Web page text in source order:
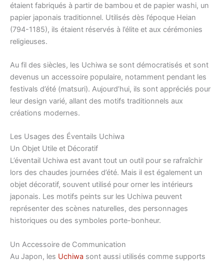
étaient fabriqués à partir de bambou et de papier washi, un
papier japonais traditionnel. Utilisés dès l’époque Heian
(794-1185), ils étaient réservés à l’élite et aux cérémonies
religieuses.
Au fil des siècles, les Uchiwa se sont démocratisés et sont
devenus un accessoire populaire, notamment pendant les
festivals d’été (matsuri). Aujourd’hui, ils sont appréciés pour
leur design varié, allant des motifs traditionnels aux
créations modernes.
Les Usages des Éventails Uchiwa
Un Objet Utile et Décoratif
L’éventail Uchiwa est avant tout un outil pour se rafraîchir
lors des chaudes journées d’été. Mais il est également un
objet décoratif, souvent utilisé pour orner les intérieurs
japonais. Les motifs peints sur les Uchiwa peuvent
représenter des scènes naturelles, des personnages
historiques ou des symboles porte-bonheur.
Un Accessoire de Communication
Au Japon, les Uchiwa sont aussi utilisés comme supports